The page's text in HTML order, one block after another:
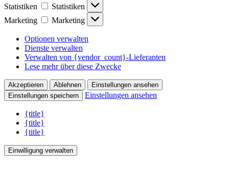
Statistiken
Statistiken
Marketing
Marketing
Optionen verwalten
Dienste verwalten
Verwalten von {vendor_count}-Lieferanten
Lese mehr über diese Zwecke
Akzeptieren Ablehnen
Einstellungen ansehen
Einstellungen speichern
Einstellungen ansehen
{title}
{title}
{title}
Einwilligung verwalten